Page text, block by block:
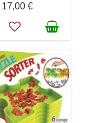
17,00 €